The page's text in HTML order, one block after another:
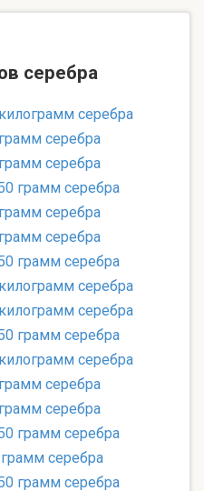
серебра
серебра
серебра
серебра
грамм серебра
серебра
серебра
грамм серебра
серебра
серебра
грамм серебра
серебра
серебра
серебра
грамм серебра
серебра
грамм серебра